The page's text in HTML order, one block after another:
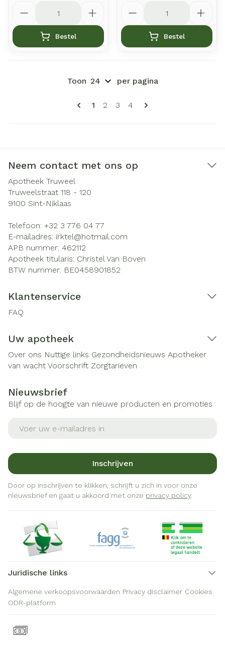
Bestel Bestel
Pagina's
U lees momenteel pagina
1 Pagina
2 Pagina
3 Pagina
4
Toon per pagina
Neem contact met ons op
Apotheek Truweel
Truweelstraat 118 - 120
9100 Sint-Niklaas
Telefoon: +32 3 776 04 77
E-mailadres: irktel@hotmail.com
APB nummer: 462112
Apotheek titularis: Christel Van Boven
BTW nummer: BE0458901852
Klantenservice
FAQ
Uw apotheek
Over ons Nuttige links Gezondheidsnieuws Apotheker
van wacht Voorschrift Zorgtarieven
Nieuwsbrief
Blijf op de hoogte van nieuwe producten en promoties
Inschrijven
Door op inschrijven te klikken, schrijft u zich in voor onze
nieuwsbrief en gaat u akkoord met onze privacy policy.
Juridische links
Algemene verkoopsvoorwaarden Privacy disclaimer Cookies
ODR-platform